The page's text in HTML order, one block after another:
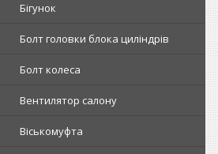
Бігунок
Болт головки блока циліндрів
Болт колеса
Вентилятор салону
Віськомуфта